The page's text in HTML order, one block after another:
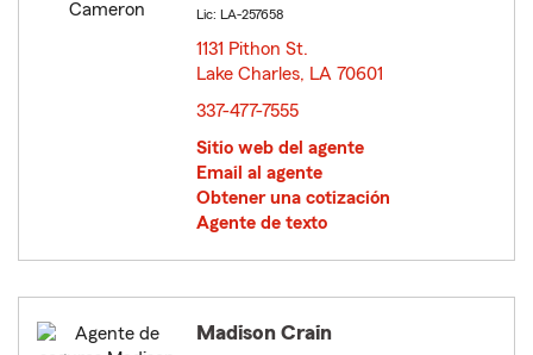
Lic: LA-257658
1131 Pithon St.
Lake Charles, LA 70601
337-477-7555
Sitio web del agente
Email al agente
Obtener una cotización
Agente de texto
Madison Crain